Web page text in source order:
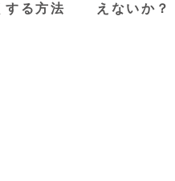
する方法
えないか？